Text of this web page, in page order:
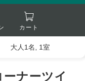
カート
大人1名, 1室
ーナーツイ